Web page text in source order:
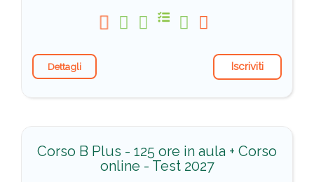
Dettagli Iscriviti
Corso B Plus - 125 ore in aula + Corso
online - Test 2027